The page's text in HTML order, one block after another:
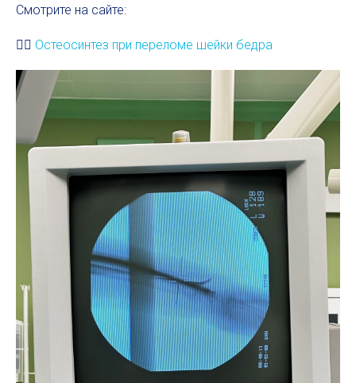
Смотрите на сайте:
👉🏻 Остеосинтез при переломе шейки бедра